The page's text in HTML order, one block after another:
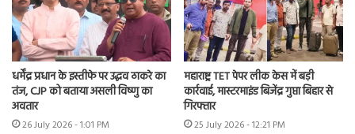
धर्मेंद्र प्रधान के इस्तीफे पर उद्धव ठाकरे का
तंज, CJP को बताया असली विष्णु का
अवतार
26 July 2026 - 1:01 PM
महाराष्ट्र TET पेपर लीक केस में बड़ी
कार्रवाई, मास्टरमाइंड बिजेंद्र गुप्ता बिहार से
गिरफ्तार
25 July 2026 - 12:21 PM